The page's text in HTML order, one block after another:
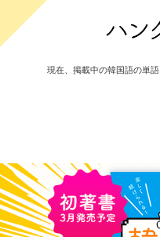
現在、掲載中の韓国語の単語